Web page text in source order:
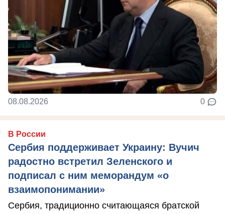
08.08.2026 0
В России
Сербия поддерживает Украину: Вучич
радостно встретил Зеленского и
подписал с ним меморандум «о
взаимопонимании»
Сербия, традиционно считающаяся братской